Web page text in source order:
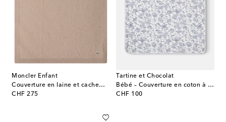
Moncler Enfant
Couverture en laine et cachemire à logo
CHF 275
original price
Tartine et Chocolat
Bébé – Couverture en coton à fleurs
CHF 100
original price